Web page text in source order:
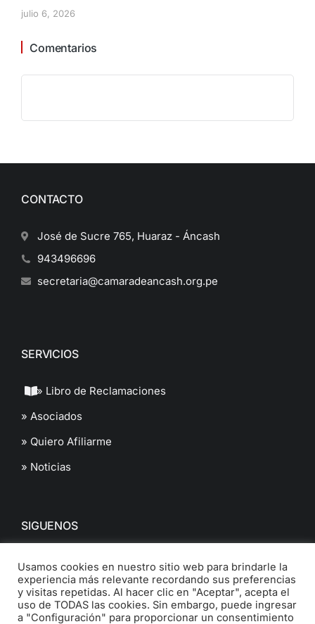
julio 6, 2026
Comentarios
CONTACTO
José de Sucre 765, Huaraz - Áncash
943496696
secretaria@camaradeancash.org.pe
SERVICIOS
» Libro de Reclamaciones
» Asociados
» Quiero Afiliarme
» Noticias
SIGUENOS
Usamos cookies en nuestro sitio web para brindarle la
experiencia más relevante recordando sus preferencias
y visitas repetidas. Al hacer clic en "Aceptar", acepta el
uso de TODAS las cookies. Sin embargo, puede ingresar
a "Configuración" para proporcionar un consentimiento